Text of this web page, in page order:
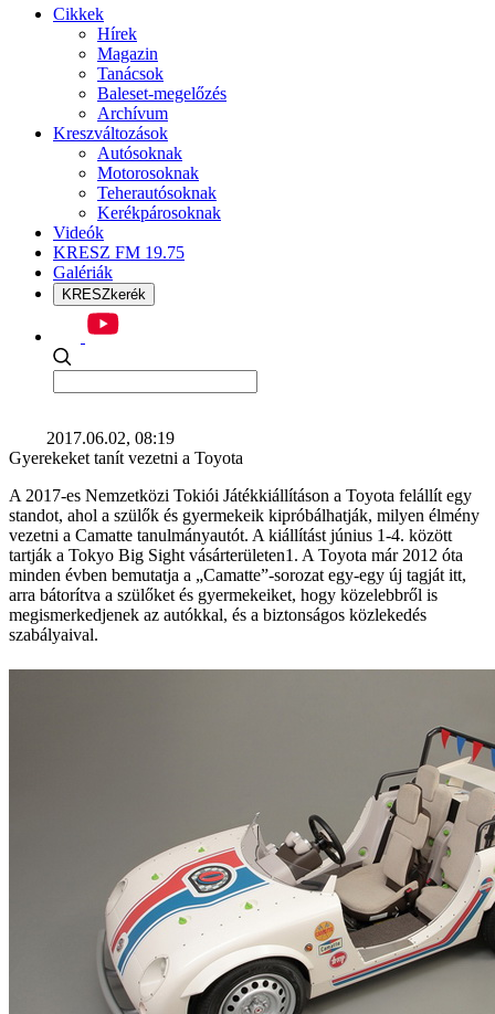
Cikkek
Hírek
Magazin
Tanácsok
Baleset-megelőzés
Archívum
Kreszváltozások
Autósoknak
Motorosoknak
Teherautósoknak
Kerékpárosoknak
Videók
KRESZ FM 19.75
Galériák
KRESZkerék
2017.06.02, 08:19
Gyerekeket tanít vezetni a Toyota
A 2017-es Nemzetközi Tokiói Játékkiállításon a Toyota felállít egy
standot, ahol a szülők és gyermekeik kipróbálhatják, milyen élmény
vezetni a Camatte tanulmányautót. A kiállítást június 1-4. között
tartják a Tokyo Big Sight vásárterületen1. A Toyota már 2012 óta
minden évben bemutatja a „Camatte”-sorozat egy-egy új tagját itt,
arra bátorítva a szülőket és gyermekeiket, hogy közelebbről is
megismerkedjenek az autókkal, és a biztonságos közlekedés
szabályaival.